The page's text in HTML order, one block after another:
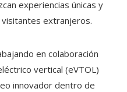
experiencias únicas y
extranjeros.
en colaboración
vertical (eVTOL)
innovador dentro de